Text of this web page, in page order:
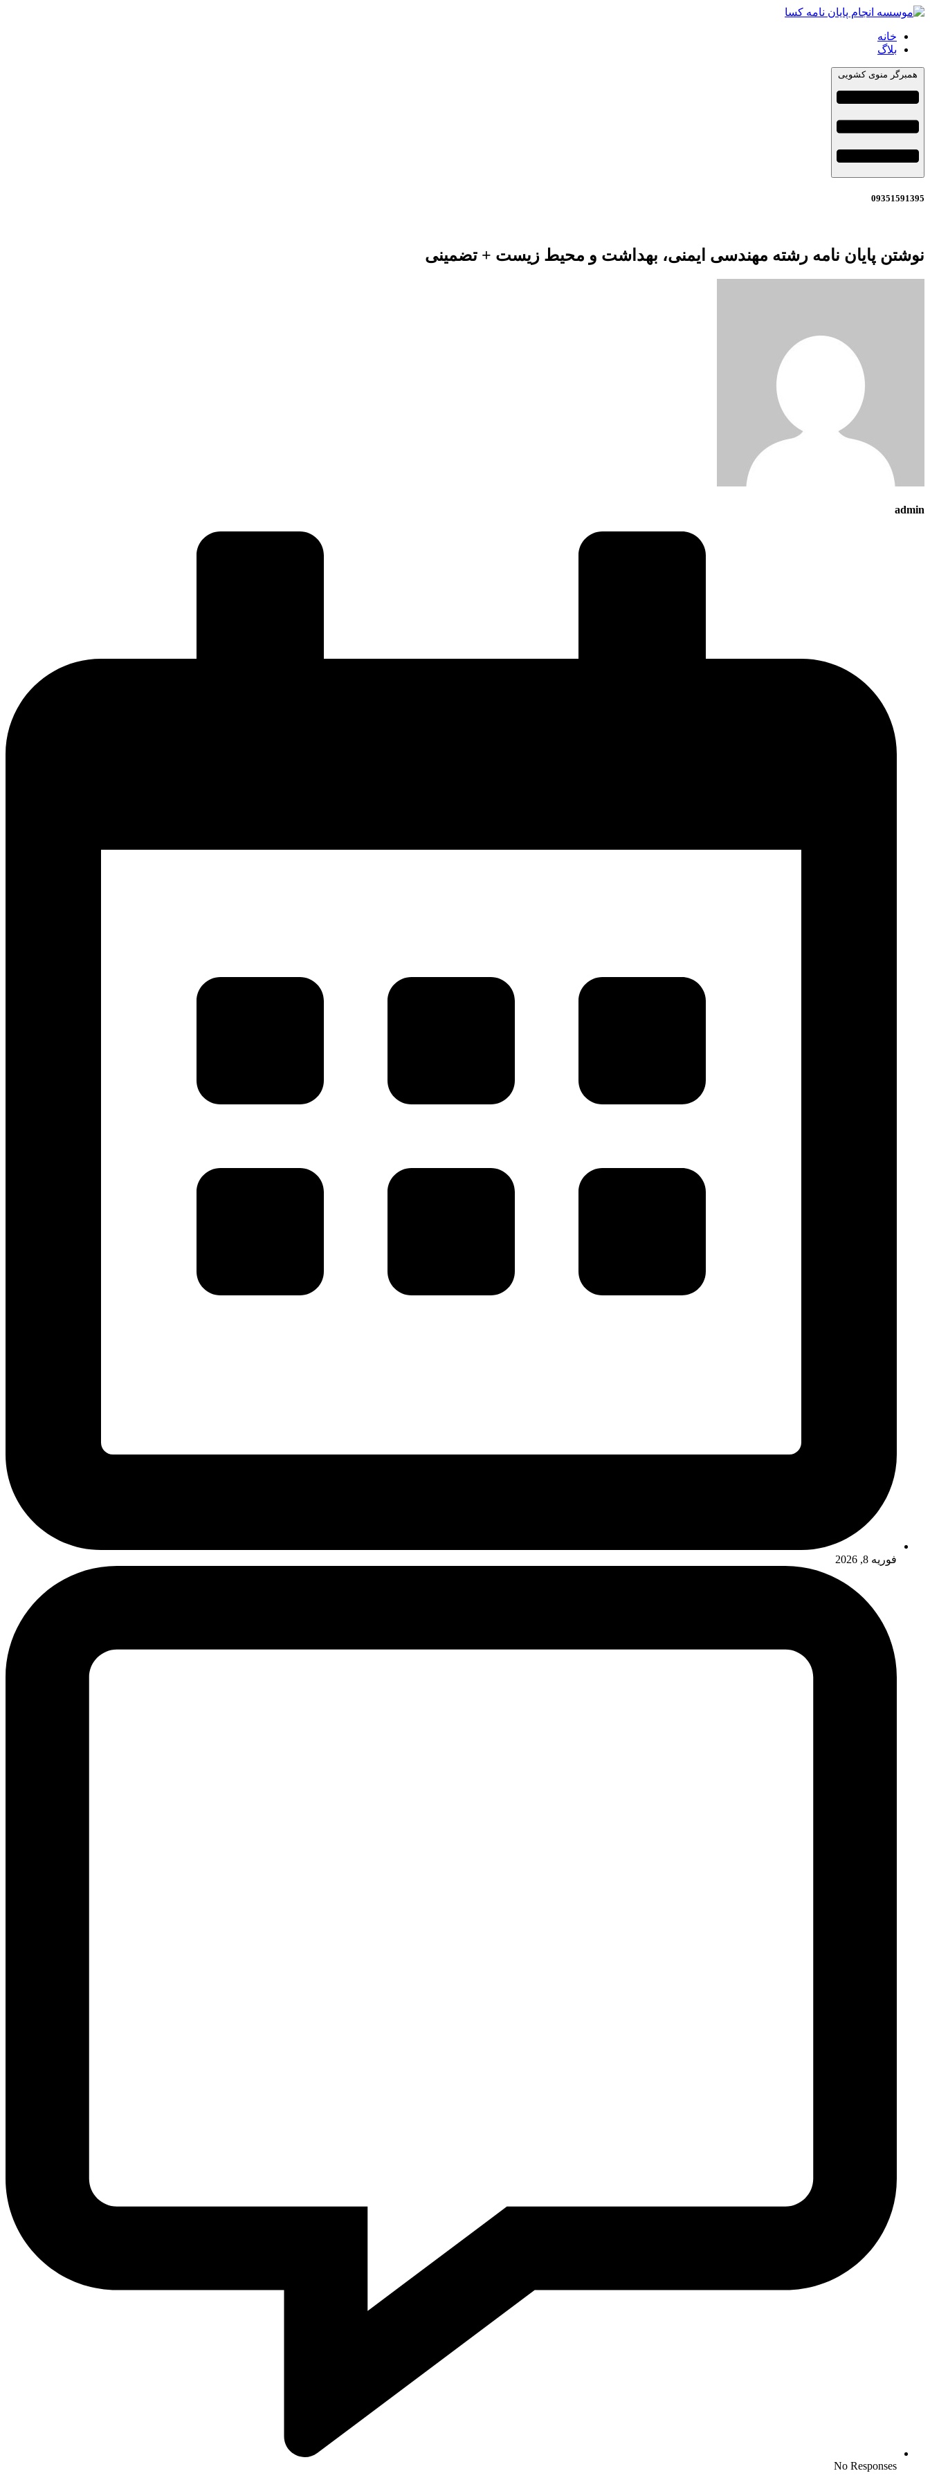
خانه
بلاگ
همبرگر منوی کشویی
09351591395
نوشتن پایان نامه رشته مهندسی ایمنی، بهداشت و محیط زیست + تضمینی
admin
فوریه 8, 2026
No Responses